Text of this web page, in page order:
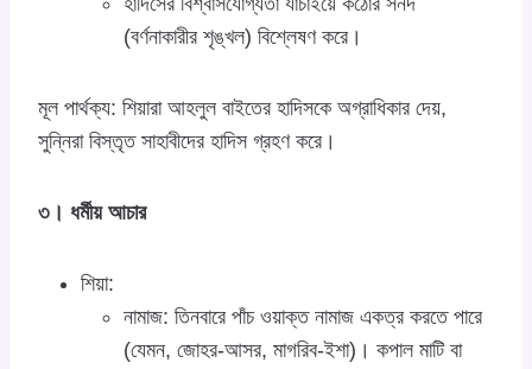
(বর্ণনাকারীর শৃঙ্খল) বিশ্লেষণ করে।
মূল পার্থক্য: শিয়ারা আহলুল বাইতের হাদিসকে অগ্রাধিকার দেয়,
সুন্নিরা বিস্তৃত সাহাবীদের হাদিস গ্রহণ করে।
৩। ধর্মীয় আচার
শিয়া:
নামাজ: তিনবারে পাঁচ ওয়াক্ত নামাজ একত্র করতে পারে
(যেমন, জোহর-আসর, মাগরিব-ইশা)। কপাল মাটি বা